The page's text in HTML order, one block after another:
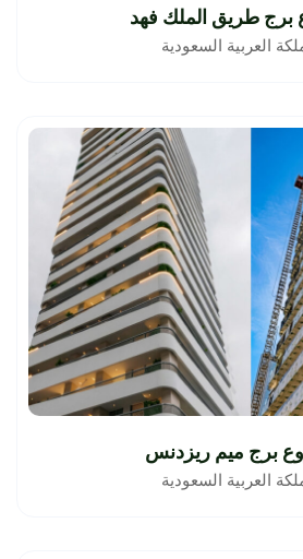
طريق الملك فهد
العربية السعودية
برج ميم ريزدنس
العربية السعودية